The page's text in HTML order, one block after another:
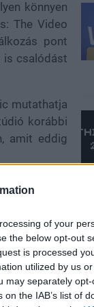
of your
the below opt-out
is processed
utilized by us
may separately
the IAB’s list of
könnyen
The Video
pont
is csalódást
mutathatja
korábbi
amit eddig
legyen, a
által